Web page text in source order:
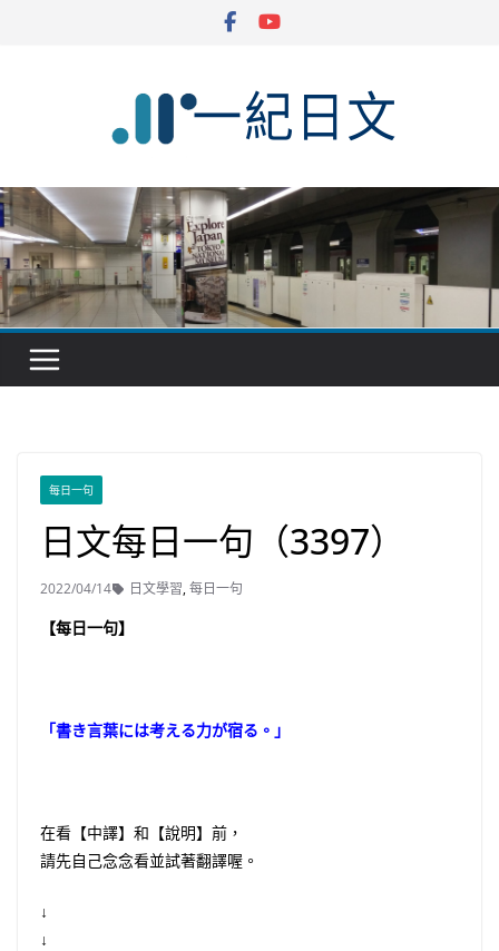
每日一句
日文每日一句（3397）
2022/04/14 日文學習,每日一句
【每日一句】
「書き言葉には考える力が宿る。」
在看【中譯】和【說明】前，
請先自己念念看並試著翻譯喔。
↓
↓